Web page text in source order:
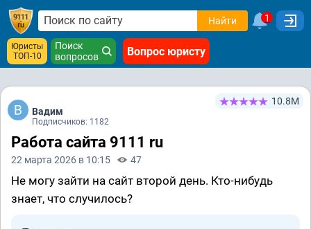
Найти 1
Юристы
ТОП-10
Поиск
вопросов
Вопрос юристу
Вадим
Подписчиков: 1182
10.8М
Работа сайта 9111 ru
22 марта 2026 в 10:15 47
Не могу зайти на сайт второй день. Кто-нибудь
знает, что случилось?